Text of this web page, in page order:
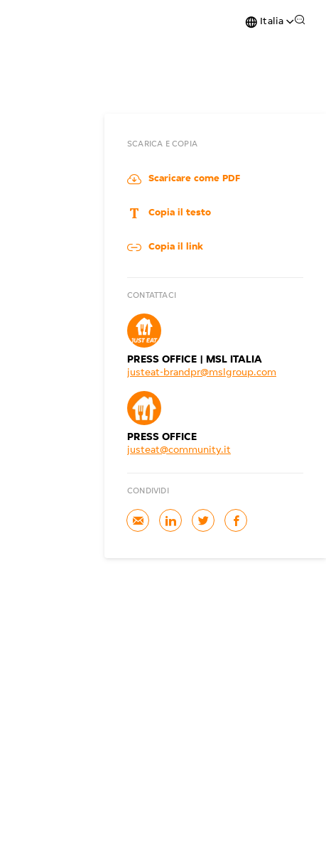
Italia
SCARICA E COPIA
Scaricare come PDF
Copia il testo
Copia il link
CONTATTACI
PRESS OFFICE | MSL ITALIA
justeat-brandpr@mslgroup.com
PRESS OFFICE
justeat@community.it
CONDIVIDI